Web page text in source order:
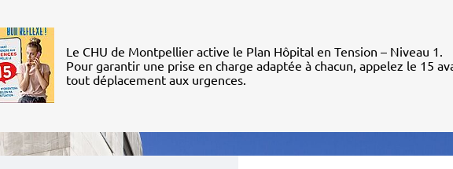
Le CHU de Montpellier active le Plan Hôpital en Tension – Niveau 1.
Pour garantir une prise en charge adaptée à chacun, appelez le 15
tout déplacement aux urgences.